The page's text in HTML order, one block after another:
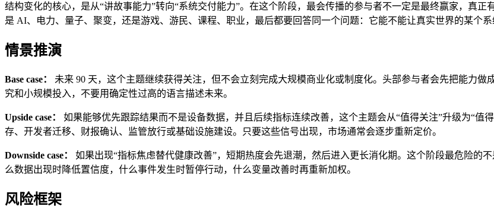
结构变化的核心，是从“讲故事能力”转向“系统交付能力”。在这个阶段，最会传播的参与者不一定是最终赢家，真
是 AI、电力、量子、聚变，还是游戏、游民、课程、职业，最后都要回答同一个问题：它能不能让真实世界的某个系
情景推演
Base case：
未来 90 天，这个主题继续获得关注，但不会立刻完成大规模商业化或制度化。头部参与者会先把能力
究和小规模投入，不要用确定性过高的语言描述未来。
Upside case：
如果能够优先跟踪结果而不是设备数据，并且后续指标连续改善，这个主题会从“值得关注”升级为“值
存、开发者迁移、财报确认、监管放行或基础设施建设。只要这些信号出现，市场通常会逐步重新定价。
Downside case：
如果出现“指标焦虑替代健康改善”，短期热度会先退潮，然后进入更长消化期。这个阶段最危险的
么数据出现时降低置信度，什么事件发生时暂停行动，什么变量改善时再重新加权。
风险框架